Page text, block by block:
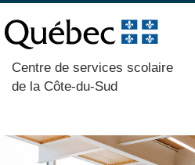
Centre de services scolaire
de la Côte-du-Sud